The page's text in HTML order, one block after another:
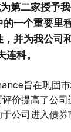
第二家授予
的一个重要里
，并为我公司
连科。
旨在巩固
价提高了公
公司进入债券